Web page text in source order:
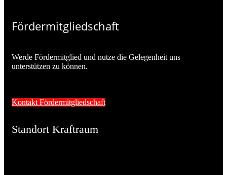
Fördermitgliedschaft
Werde Fördermitglied und nutze die Gelegenheit uns
unterstützen zu können.
Kontakt Fördermitgliedschaft
Standort Kraftraum